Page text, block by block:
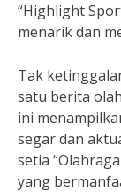
“Highlight
menarik dan
Tak
satu berita
ini
segar dan
setia
yang